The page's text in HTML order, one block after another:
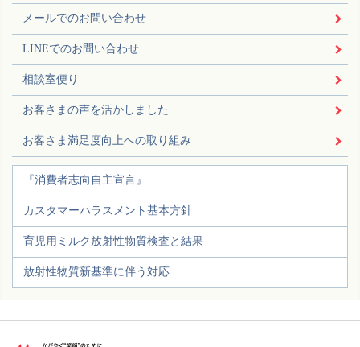
メールでのお問い合わせ
LINEでのお問い合わせ
相談室便り
お客さまの声を活かしました
お客さま満足度向上への取り組み
『消費者志向自主宣言』
カスタマーハラスメント基本方針
育児用ミルク放射性物質検査と結果
放射性物質新基準に伴う対応